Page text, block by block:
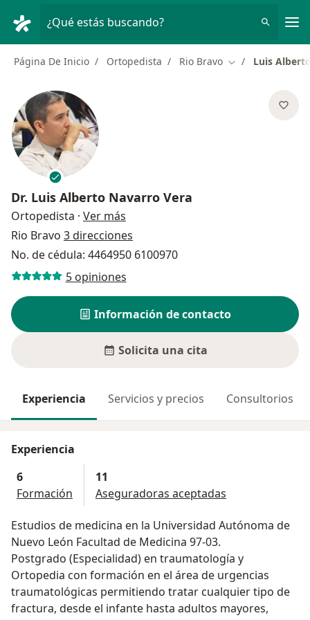
¿Qué estás buscando?
Página De Inicio Ortopedista Rio Bravo Cambiar de
Luis
Dr. Luis Alberto Navarro Vera
Ortopedista · Ver más
Rio Bravo 3 direcciones
No. de cédula: 4464950 6100970
5 opiniones
Información de contacto
Solicita una cita
Experiencia Servicios y precios Consultorios
Experiencia
6
Formación
11
Aseguradoras aceptadas
Estudios de medicina en la Universidad Autónoma de
Nuevo León Facultad de Medicina 97-03.
Postgrado (Especialidad) en traumatología y
Ortopedia con formación en el área de urgencias
traumatológicas permitiendo tratar cualquier tipo de
fractura, desde el infante hasta adultos mayores,